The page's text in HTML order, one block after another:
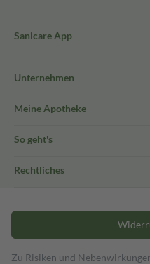
Sanicare App
Unternehmen
Meine Apotheke
So geht's
Rechtliches
Zu Risiken und